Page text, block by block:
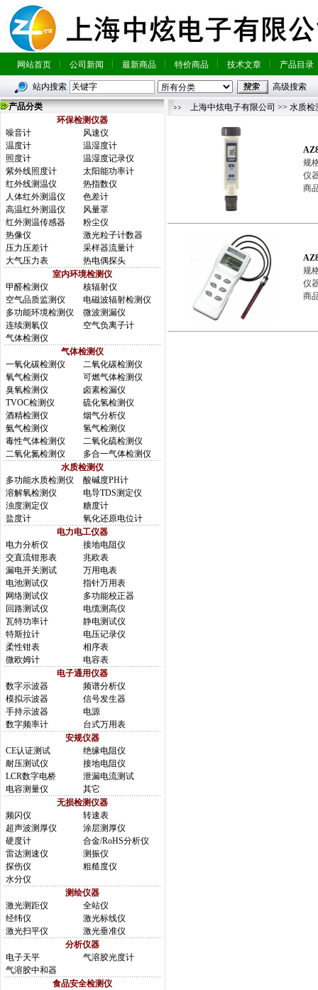
网站首页 公司新闻 最新商品 特价商品 技术文章 产品目录
站内搜索
高级搜索
产品分类
环保检测仪器
噪音计
风速仪
温度计
温湿度计
照度计
温湿度记录仪
紫外线照度计
太阳能功率计
红外线测温仪
热指数仪
人体红外测温仪
色差计
高温红外测温仪
风量罩
红外测温传感器
粉尘仪
热像仪
激光粒子计数器
压力压差计
采样器流量计
大气压力表
热电偶探头
室内环境检测仪
甲醛检测仪
核辐射仪
空气品质监测仪
电磁波辐射检测仪
多功能环境检测仪
微波测漏仪
连续测氡仪
空气负离子计
气体检测仪
气体检测仪
一氧化碳检测仪
二氧化碳检测仪
氧气检测仪
可燃气体检测仪
臭氧检测仪
卤素检漏仪
TVOC检测仪
硫化氢检测仪
酒精检测仪
烟气分析仪
氨气检测仪
氢气检测仪
毒性气体检测仪
二氧化硫检测仪
二氧化氮检测仪
多合一气体检测仪
水质检测仪
多功能水质检测仪
酸碱度PH计
溶解氧检测仪
电导TDS测定仪
浊度测定仪
糖度计
盐度计
氧化还原电位计
电力电工仪器
电力分析仪
接地电阻仪
交直流钳形表
兆欧表
漏电开关测试
万用电表
电池测试仪
指针万用表
网络测试仪
多功能校正器
回路测试仪
电缆测高仪
瓦特功率计
静电测试仪
特斯拉计
电压记录仪
柔性钳表
相序表
微欧姆计
电容表
电子通用仪器
数字示波器
频谱分析仪
模拟示波器
信号发生器
手持示波器
电源
数字频率计
台式万用表
安规仪器
CE认证测试
绝缘电阻仪
耐压测试仪
接地电阻仪
LCR数字电桥
泄漏电流测试
电容测量仪
其它
无损检测仪器
频闪仪
转速表
超声波测厚仪
涂层测厚仪
硬度计
合金/RoHS分析仪
雷达测速仪
测振仪
探伤仪
粗糙度仪
水分仪
测绘仪器
激光测距仪
全站仪
经纬仪
激光标线仪
激光扫平仪
激光垂准仪
分析仪器
电子天平
气溶胶光度计
气溶胶中和器
食品安全检测仪
上海中炫电子有限公司 >> 水质检
规
仪
商
规
仪
商